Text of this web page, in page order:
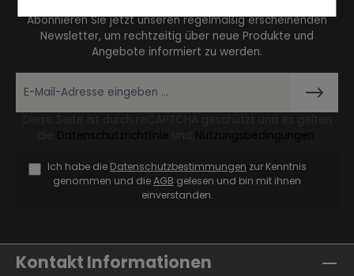
Abonnieren Sie jetzt unseren regelmäßig erscheinenden
Newsletter, um rechtzeitig über neue Produkte und
Angebote informiert zu werden.
Ich habe die Datenschutzbestimmungen zur Kenntnis
genommen und dieAGB gelesen und bin mit ihnen
einverstanden.
Kontakt Informationen